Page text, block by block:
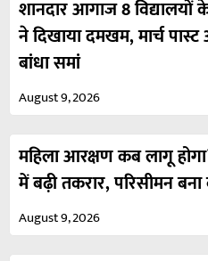
शानदार आगाज 8
ने दिखाया दमखम, मार्च
बांधा समां
August 9, 2026
महिला आरक्षण कब लागू
में बढ़ी तकरार, परिसीमन बना
August 9, 2026